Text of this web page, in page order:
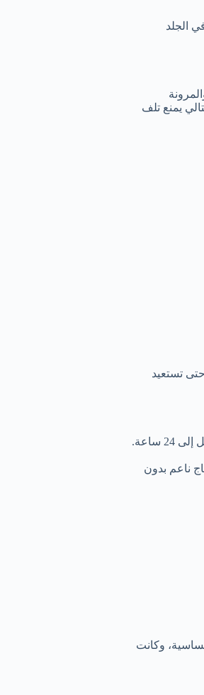
الجلد
يمنع تلف
تستعيد
ناعم بدون
شديدة الحساسية، وكانت